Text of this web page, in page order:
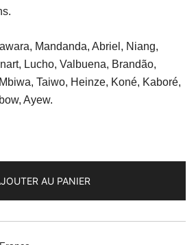
Mandanda, Abriel, Niang,
Lucho, Valbuena, Brandão,
Taiwo, Heinze, Koné, Kaboré,
Ayew.
AU PANIER